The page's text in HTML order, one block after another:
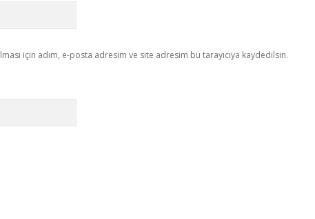
için adım, e-posta adresim ve site adresim bu tarayıcıya kaydedilsin.